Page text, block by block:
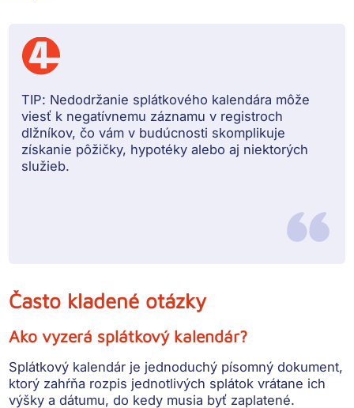
TIP: Nedodržanie splátkového kalendára môže
viesť k negatívnemu záznamu v registroch
dlžníkov, čo vám v budúcnosti skomplikuje
získanie pôžičky, hypotéky alebo aj niektorých
služieb.
Často kladené otázky
Ako vyzerá splátkový kalendár?
Splátkový kalendár je jednoduchý písomný dokument,
ktorý zahŕňa rozpis jednotlivých splátok vrátane ich
výšky a dátumu, do kedy musia byť zaplatené.